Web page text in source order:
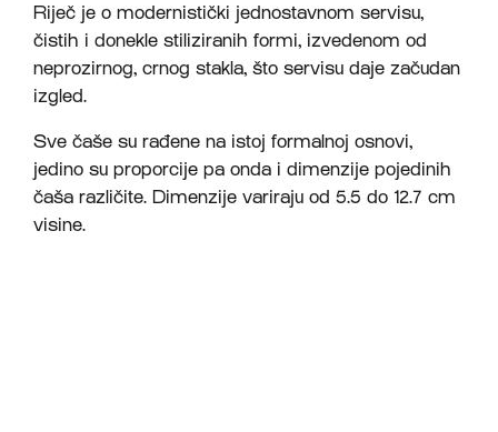
Riječ je o modernistički jednostavnom servisu,
čistih i donekle stiliziranih formi, izvedenom od
neprozirnog, crnog stakla, što servisu daje začudan
izgled.
Sve čaše su rađene na istoj formalnoj osnovi,
jedino su proporcije pa onda i dimenzije pojedinih
čaša različite. Dimenzije variraju od 5.5 do 12.7 cm
visine.